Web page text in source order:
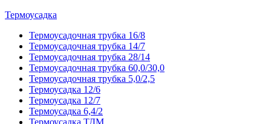
Термоусадка
Термоусадочная трубка 16/8
Термоусадочная трубка 14/7
Термоусадочная трубка 28/14
Термоусадочная трубка 60,0/30,0
Термоусадочная трубка 5,0/2,5
Термоусадка 12/6
Термоусадка 12/7
Термоусадка 6,4/2
Термоусадка ТДМ